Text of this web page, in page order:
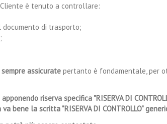
è tenuto a controllare:
documento di trasporto;
sempre assicurate pertanto è fondamentale, per
riserva specifica "RISERVA DI
bene la scritta "RISERVA DI CONTROLLO"